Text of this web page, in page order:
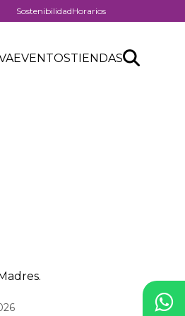
Menú
SostenibilidadHorarios
EVENTOSTIENDASSearch
Buscar